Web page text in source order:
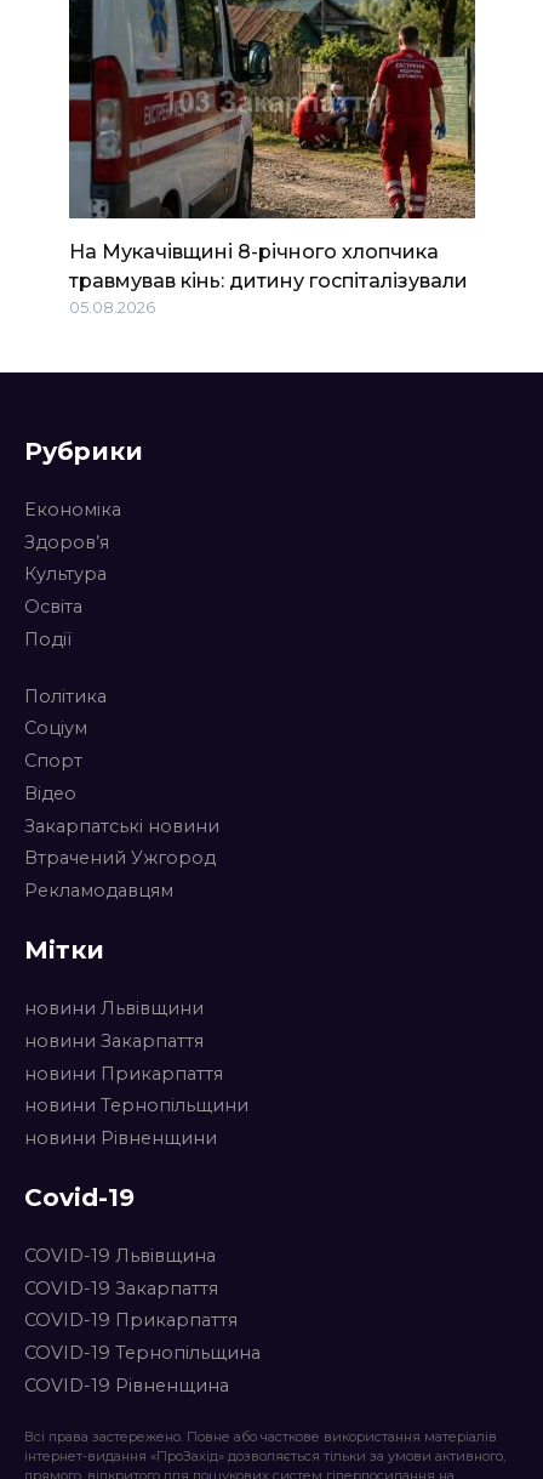
На Мукачівщині 8-річного хлопчика
травмував кінь: дитину госпіталізували
05.08.2026
Рубрики
Економіка
Здоров’я
Культура
Освіта
Події
Політика
Соціум
Спорт
Відео
Закарпатські новини
Втрачений Ужгород
Рекламодавцям
Мітки
новини Львівщини
новини Закарпаття
новини Прикарпаття
новини Тернопільщини
новини Рівненщини
Covid-19
COVID-19 Львівщина
COVID-19 Закарпаття
COVID-19 Прикарпаття
COVID-19 Тернопільщина
COVID-19 Рівненщина
Всі права застережено. Повне або часткове використання матеріалів
інтернет-видання «ПроЗахід» дозволяється тільки за умови активного,
прямого, відкритого для пошукових систем гіперпосилання на